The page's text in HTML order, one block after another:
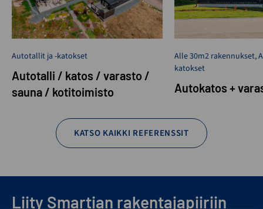
Autotallit ja -katokset
Autotalli / katos / varasto /
sauna / kotitoimisto
Alle 30m2 rakennukset,
katokset
Autokatos +
KATSO KAIKKI REFERENSSIT
Liity Smartian rakentajapiiriin